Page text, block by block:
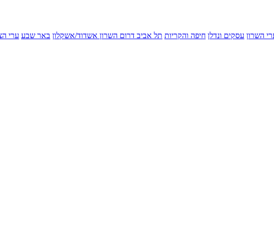
השרון עסקים ונדלן חיפה והקריות תל אביב דרום השרון אשדוד/אשקלון באר שבע ערי